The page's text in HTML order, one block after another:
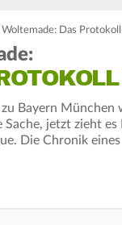
Woltemade: Das
Bayern
Sache, jetzt zieht
Die Chronik